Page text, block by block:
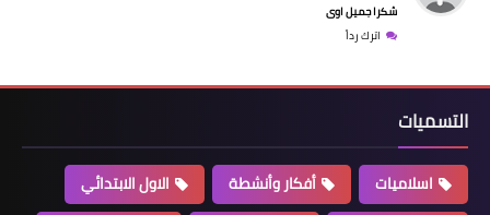
شكرا جميل اوى
اترك رداً
التسميات
اسلاميات أفكار وأنشطة
الاول الابتدائي